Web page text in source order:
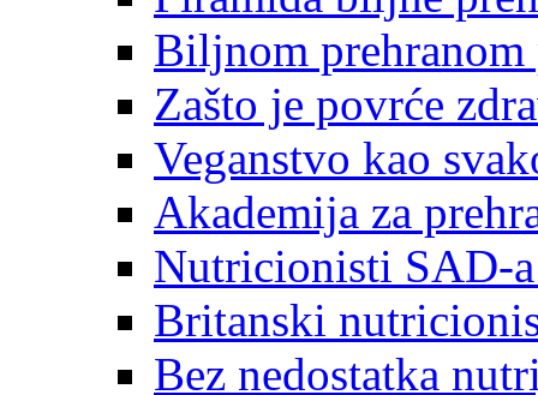
Biljnom
Zašto je povrće
Veganstvo kao
Akademija za
Nutricionisti SAD-
Britanski
Bez nedostatka